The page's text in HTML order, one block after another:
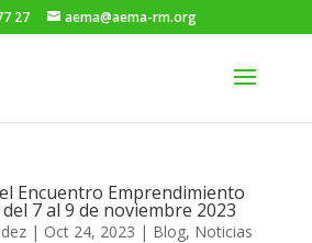
27 aema@aema-rm.org
Encuentro Emprendimiento
7 al 9 de noviembre 2023
| Oct 24, 2023 | Blog, Noticias